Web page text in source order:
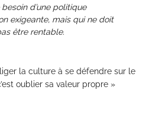
d’une politique
exigeante, mais qui ne doit
être rentable.
la culture à se défendre sur le
oublier sa valeur propre »